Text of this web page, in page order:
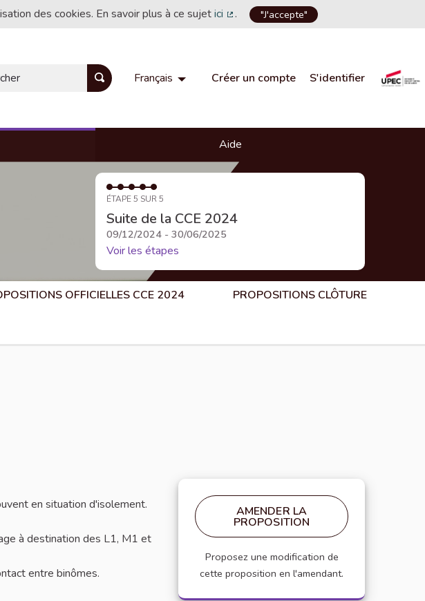
des cookies. En savoir plus à ce sujetici
(Lien externe)
. "J'accepte"
Français Choisir la langueChoose language
Créer un compte S'identifier
Aide
ÉTAPE 5 SUR 5
Suite de la CCE 2024
09/12/2024 - 30/06/2025
Voir les étapes
OFFICIELLES CCE 2024 PROPOSITIONS CLÔTURE
en situation d'isolement.
à destination des L1, M1 et
entre binômes.
AMENDER LA
PROPOSITION
Proposez une modification de
cette proposition en l'amendant.